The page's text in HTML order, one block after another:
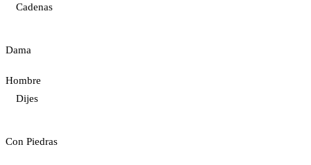
Cadenas
Dama
Hombre
Dijes
Con Piedras